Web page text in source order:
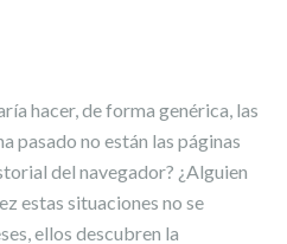
hacer, de forma genérica, las
pasado no están las páginas
del navegador? ¿Alguien
estas situaciones no se
ellos descubren la